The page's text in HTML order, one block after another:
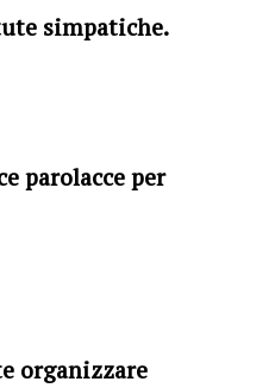
simpatiche.
parolacce per
organizzare